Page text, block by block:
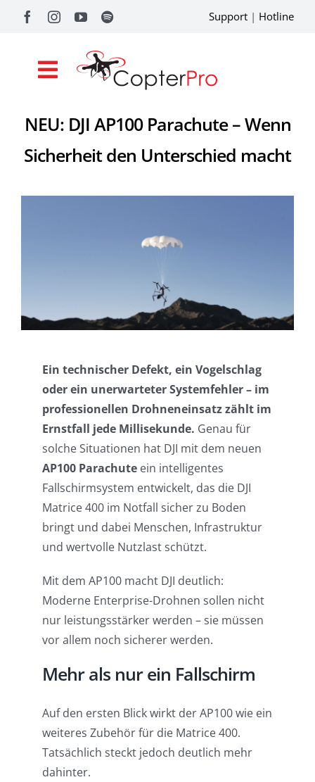
Support | Hotline
Toggle
Navigation
Shop
Drohnenförderung
Academy
Karriere
News
NEU: DJI AP100 Parachute – Wenn
Sicherheit den Unterschied macht
Ein technischer Defekt, ein Vogelschlag
oder ein unerwarteter Systemfehler – im
professionellen Drohneneinsatz zählt im
Ernstfall jede Millisekunde. Genau für
solche Situationen hat DJI mit dem neuen
AP100 Parachuteein intelligentes
Fallschirmsystem entwickelt, das die DJI
Matrice 400 im Notfall sicher zu Boden
bringt und dabei Menschen, Infrastruktur
und wertvolle Nutzlast schützt.
Mit dem AP100 macht DJI deutlich:
Moderne Enterprise-Drohnen sollen nicht
nur leistungsstärker werden – sie müssen
vor allem noch sicherer werden.
Mehr als nur ein Fallschirm
Auf den ersten Blick wirkt der AP100 wie ein
weiteres Zubehör für die Matrice 400.
Tatsächlich steckt jedoch deutlich mehr
dahinter.